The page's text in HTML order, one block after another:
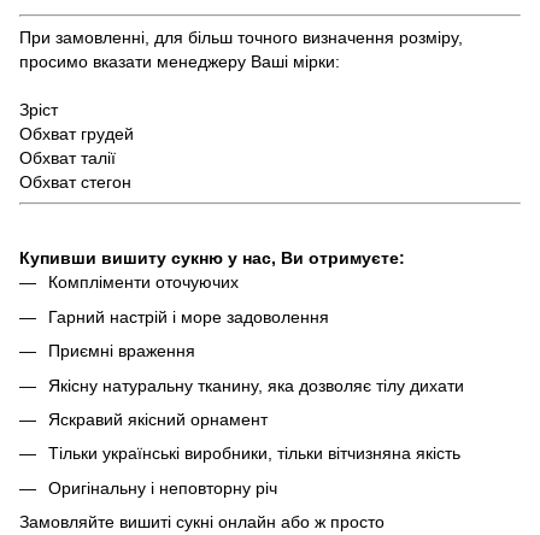
При замовленні, для більш точного визначення розміру,
просимо вказати менеджеру Ваші мірки:
Зріст
Обхват грудей
Обхват талії
Обхват стегон
Купивши вишиту сукню у нас, Ви отримуєте:
Компліменти оточуючих
Гарний настрій і море задоволення
Приємні враження
Якісну натуральну тканину, яка дозволяє тілу дихати
Яскравий якісний орнамент
Тільки українські виробники, тільки вітчизняна якість
Оригінальну і неповторну річ
Замовляйте вишитi сукнi онлайн або ж просто